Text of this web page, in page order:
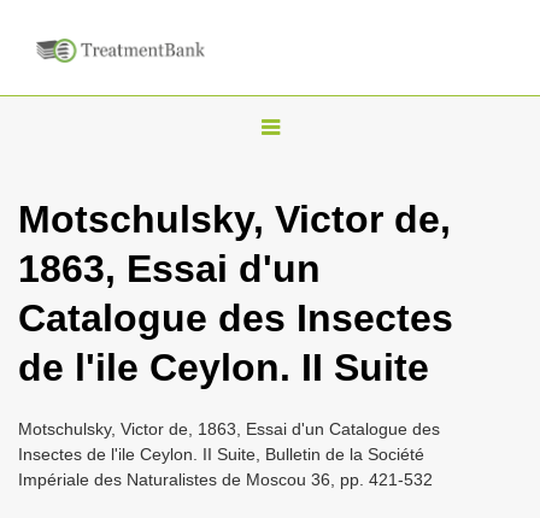
T
g
l
n
a
i
g
Motschulsky, Victor de,
1863, Essai d'un
Catalogue des Insectes
de l'ile Ceylon. II Suite
Motschulsky, Victor de, 1863, Essai d'un Catalogue des
Insectes de l'ile Ceylon. II Suite, Bulletin de la Société
Impériale des Naturalistes de Moscou 36, pp. 421-532